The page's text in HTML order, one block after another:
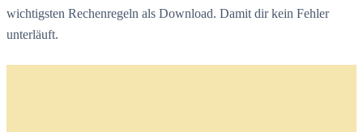
wichtigsten Rechenregeln als Download. Damit dir kein Fehler
unterläuft.